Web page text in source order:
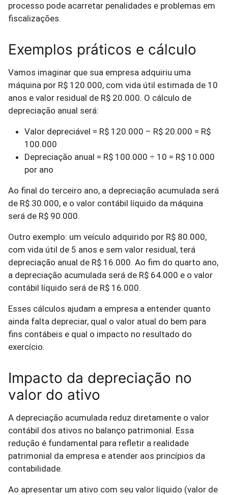
processo pode acarretar penalidades e problemas em
fiscalizações.
Exemplos práticos e cálculo
Vamos imaginar que sua empresa adquiriu uma
máquina por R$ 120.000, com vida útil estimada de 10
anos e valor residual de R$ 20.000. O cálculo de
depreciação anual será:
Valor depreciável = R$ 120.000 – R$ 20.000 = R$
100.000
Depreciação anual = R$ 100.000 ÷ 10 = R$ 10.000
por ano
Ao final do terceiro ano, a depreciação acumulada será
de R$ 30.000, e o valor contábil líquido da máquina
será de R$ 90.000.
Outro exemplo: um veículo adquirido por R$ 80.000,
com vida útil de 5 anos e sem valor residual, terá
depreciação anual de R$ 16.000. Ao fim do quarto ano,
a depreciação acumulada será de R$ 64.000 e o valor
contábil líquido será de R$ 16.000.
Esses cálculos ajudam a empresa a entender quanto
ainda falta depreciar, qual o valor atual do bem para
fins contábeis e qual o impacto no resultado do
exercício.
Impacto da depreciação no
valor do ativo
A depreciação acumulada reduz diretamente o valor
contábil dos ativos no balanço patrimonial. Essa
redução é fundamental para refletir a realidade
patrimonial da empresa e atender aos princípios da
contabilidade.
Ao apresentar um ativo com seu valor líquido (valor de